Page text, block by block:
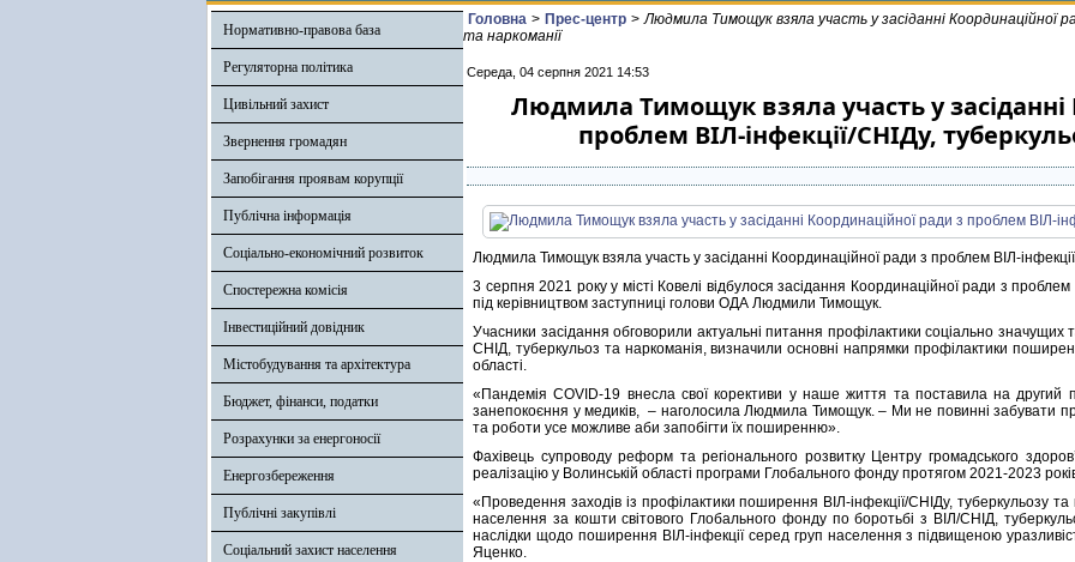
Нормативно-правова база
Регуляторна політика
Цивільний захист
Звернення громадян
Запобігання проявам корупції
Публічна інформація
Соціально-економічний розвиток
Спостережна комісія
Інвестиційний довідник
Містобудування та архітектура
Бюджет, фінанси, податки
Розрахунки за енергоносії
Енергозбереження
Публічні закупівлі
Соціальний захист населення
Головна > Прес-центр > Людмила Тимощук взяла участь у засіданні Координаційної
та наркоманії
Середа, 04 серпня 2021 14:53
Людмила Тимощук взяла участь у засіданні
проблем ВІЛ-інфекції/СНІДу,
Людмила Тимощук взяла участь у засіданні Координаційної ради з проблем ВІЛ-
3 серпня 2021 року у місті Ковелі відбулося засідання Координаційної ради з проблем
під керівництвом заступниці голови ОДА Людмили Тимощук.
Учасники засідання обговорили актуальні питання профілактики соціально значущих
СНІД, туберкульоз та наркоманія, визначили основні напрямки профілактики
області.
«Пандемія COVID-19 внесла свої корективи у наше життя та поставила на другий
занепокоєння у медиків, – наголосила Людмила Тимощук. – Ми не повинні забувати
та роботи усе можливе аби запобігти їх поширенню».
Фахівець супроводу реформ та регіонального розвитку Центру громадського
реалізацію у Волинській області програми Глобального фонду протягом 2021-2023
«Проведення заходів із профілактики поширення ВІЛ-інфекції/СНІДу, туберкульозу
населення за кошти світового Глобального фонду по боротьбі з ВІЛ/СНІД,
наслідки щодо поширення ВІЛ-інфекції серед груп населення з підвищеною
Яценко.